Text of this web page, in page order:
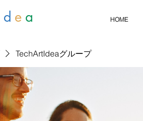
d e a HOME
TechArtIdeaグループ